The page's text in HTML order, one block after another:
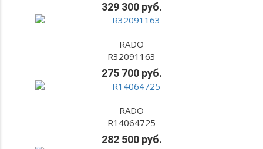
329 300 руб.
RADO
R32091163
275 700 руб.
RADO
R14064725
282 500 руб.